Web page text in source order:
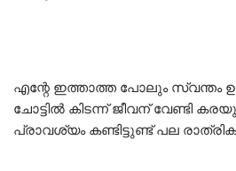
എന്റേ ഇത്താത്ത പോലും സ്വന്തം
ചോട്ടിൽ കിടന്ന് ജീവന് വേണ്ടി
പ്രാവശ്യം കണ്ടിട്ടുണ്ട് പല